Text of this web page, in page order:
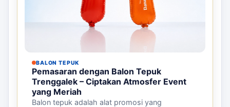
BALON TEPUK
Pemasaran dengan Balon Tepuk
Trenggalek – Ciptakan Atmosfer Event
yang Meriah
Balon tepuk adalah alat promosi yang